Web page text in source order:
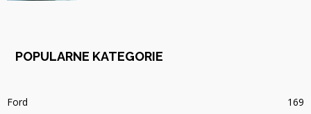
POPULARNE KATEGORIE
Ford
169